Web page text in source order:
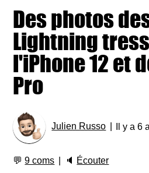
Des photos
Lightning
l'iPhone 12 et
Pro
Julien Russo Il y a 6
💬9 coms 🔈 Écouter